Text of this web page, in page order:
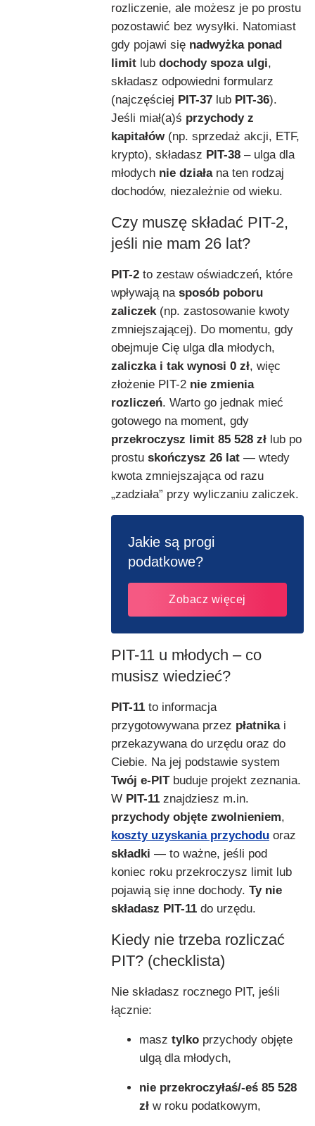
rozliczenie, ale możesz je po prostu
pozostawić bez wysyłki. Natomiast
gdy pojawi się nadwyżka ponad
limit lub dochody spoza ulgi,
składasz odpowiedni formularz
(najczęściej PIT-37 lub PIT-36).
Jeśli miał(a)ś przychody z
kapitałów(np. sprzedaż akcji, ETF,
krypto), składasz PIT-38 – ulga dla
młodych nie działana ten rodzaj
dochodów, niezależnie od wieku.
Czy muszę składać PIT-2,
jeśli nie mam 26 lat?
PIT-2 to zestaw oświadczeń, które
wpływają na sposób poboru
zaliczek (np. zastosowanie kwoty
zmniejszającej). Do momentu, gdy
obejmuje Cię ulga dla młodych,
zaliczka i tak wynosi 0 zł, więc
złożenie PIT-2 nie zmienia
rozliczeń. Warto go jednak mieć
gotowego na moment, gdy
przekroczysz limit 85 528 zł lub po
prostu skończysz 26 lat — wtedy
kwota zmniejszająca od razu
„zadziała” przy wyliczaniu zaliczek.
Jakie są progi
podatkowe?
Zobacz więcej
PIT-11 u młodych – co
musisz wiedzieć?
PIT-11 to informacja
przygotowywana przez płatnikai
przekazywana do urzędu oraz do
Ciebie. Na jej podstawie system
Twój e-PITbuduje projekt zeznania.
W PIT-11 znajdziesz m.in.
przychody objęte zwolnieniem,
koszty uzyskania przychodu oraz
składki — to ważne, jeśli pod
koniec roku przekroczysz limit lub
pojawią się inne dochody. Ty nie
składasz PIT-11 do urzędu.
Kiedy nie trzeba rozliczać
PIT? (checklista)
Nie składasz rocznego PIT, jeśli
łącznie:
masz tylko przychody objęte
ulgą dla młodych,
nie przekroczyłaś/-eś 85 528
zł w roku podatkowym,